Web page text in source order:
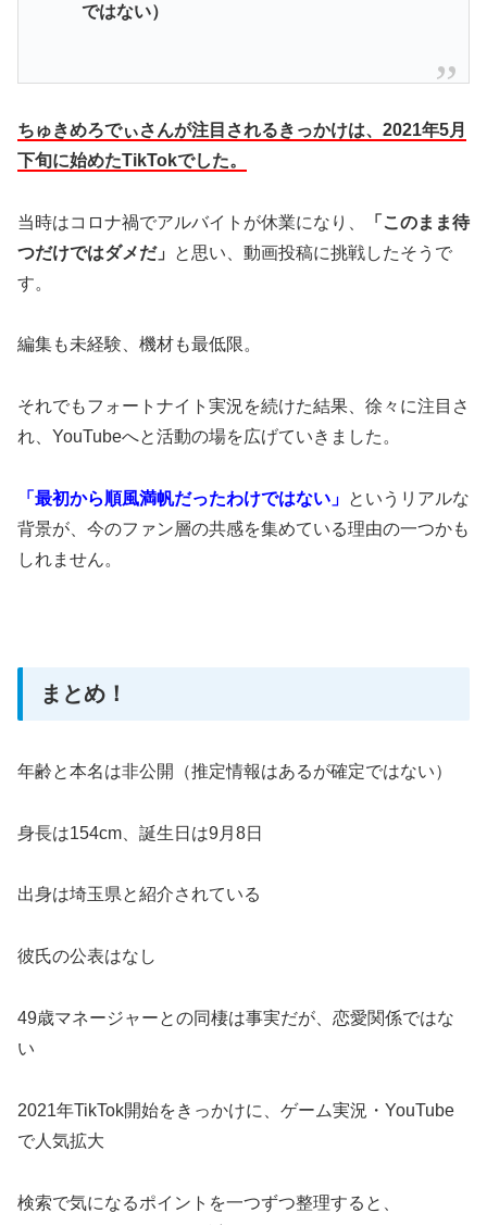
ではない）
ちゅきめろでぃさんが注目されるきっかけは、2021年5月
下旬に始めたTikTokでした。
当時はコロナ禍でアルバイトが休業になり、
「このまま待
つだけではダメだ」
と思い、動画投稿に挑戦したそうで
す。
編集も未経験、機材も最低限。
それでもフォートナイト実況を続けた結果、徐々に注目さ
れ、YouTubeへと活動の場を広げていきました。
「最初から順風満帆だったわけではない」 というリアルな
背景が、今のファン層の共感を集めている理由の一つかも
しれません。
まとめ！
年齢と本名は非公開（推定情報はあるが確定ではない）
身長は154cm、誕生日は9月8日
出身は埼玉県と紹介されている
彼氏の公表はなし
49歳マネージャーとの同棲は事実だが、恋愛関係ではな
い
2021年TikTok開始をきっかけに、ゲーム実況・YouTube
で人気拡大
検索で気になるポイントを一つずつ整理すると、